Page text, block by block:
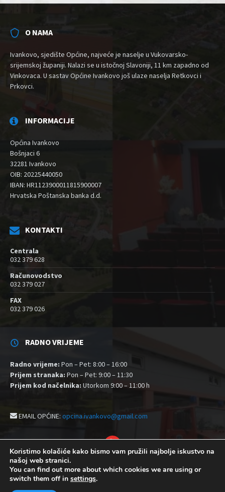
O NAMA
Ivankovo, sjedište Općine, najveće je naselje u Vukovarsko-
srijemskoj županiji. Nalazi se u istočnoj Slavoniji, 11 km zapadno od
Vinkovaca. U sastav Općine Ivankovo još ulaze naselja Retkovci i
Prkovci.
INFORMACIJE
Općina Ivankovo
Bošnjaci 6
32281 Ivankovo
OIB: 20225440050
IBAN: HR1123900011815900007
Hrvatska Poštanska banka d.d.
KONTAKTI
Centrala
032 379 628
Računovodstvo
032 379 027
FAX
032 379 026
RADNO VRIJEME
Radno vrijeme: Pon – Pet: 8:00 – 16:00
Prijem stranaka: Pon – Pet: 9:00 – 11:30
Prijem kod načelnika: Utorkom 9:00 – 11:00 h
EMAIL OPĆINE: opcina.ivankovo@gmail.com
YouTube
Izjava o pristupačnosti
Postavke kolačića
Koristimo kolačiće kako bismo vam pružili najbolje iskustvo na
našoj web stranici.
You can find out more about which cookies we are using or
switch them off in settings.